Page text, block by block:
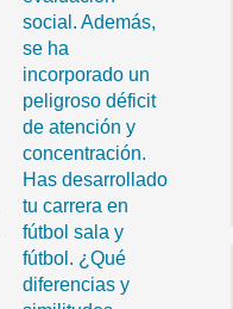
social. Además,
se ha
incorporado un
peligroso déficit
de atención y
concentración.
Has desarrollado
tu carrera en
fútbol sala y
fútbol. ¿Qué
diferencias y